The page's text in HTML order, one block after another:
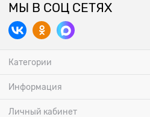
МЫ В СОЦ СЕТЯХ
Категории
Информация
Личный кабинет